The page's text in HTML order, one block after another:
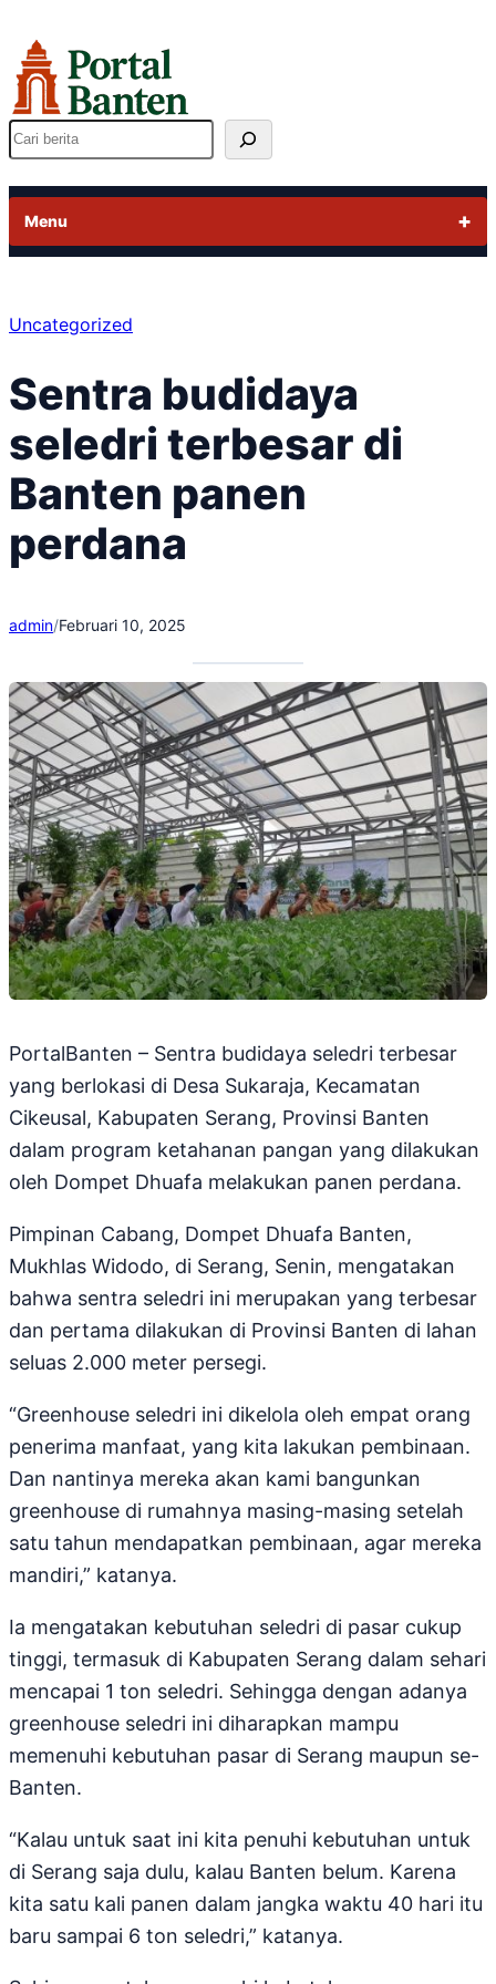
ke
konten
Cari
Menu
Uncategorized
Sentra budidaya
seledri terbesar di
Banten panen
perdana
admin/Februari 10, 2025
PortalBanten – Sentra budidaya seledri terbesar
yang berlokasi di Desa Sukaraja, Kecamatan
Cikeusal, Kabupaten Serang, Provinsi Banten
dalam program ketahanan pangan yang dilakukan
oleh Dompet Dhuafa melakukan panen perdana.
Pimpinan Cabang, Dompet Dhuafa Banten,
Mukhlas Widodo, di Serang, Senin, mengatakan
bahwa sentra seledri ini merupakan yang terbesar
dan pertama dilakukan di Provinsi Banten di lahan
seluas 2.000 meter persegi.
“Greenhouse seledri ini dikelola oleh empat orang
penerima manfaat, yang kita lakukan pembinaan.
Dan nantinya mereka akan kami bangunkan
greenhouse di rumahnya masing-masing setelah
satu tahun mendapatkan pembinaan, agar mereka
mandiri,” katanya.
Ia mengatakan kebutuhan seledri di pasar cukup
tinggi, termasuk di Kabupaten Serang dalam sehari
mencapai 1 ton seledri. Sehingga dengan adanya
greenhouse seledri ini diharapkan mampu
memenuhi kebutuhan pasar di Serang maupun se-
Banten.
“Kalau untuk saat ini kita penuhi kebutuhan untuk
di Serang saja dulu, kalau Banten belum. Karena
kita satu kali panen dalam jangka waktu 40 hari itu
baru sampai 6 ton seledri,” katanya.